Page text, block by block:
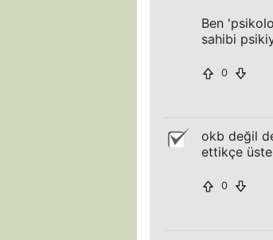
Ben
sahibi
0
okb değil
ettikçe
0